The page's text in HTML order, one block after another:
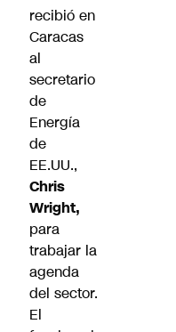
recibió en
Caracas
al
secretario
de
Energía
de
EE.UU.,
Chris
Wright,
para
trabajar la
agenda
del sector.
El